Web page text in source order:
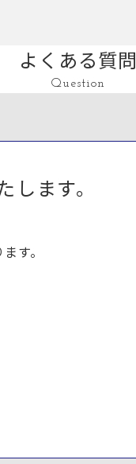
よくある質問
Question
ます。
す。